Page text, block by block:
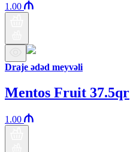
1.00
Draje ədəd meyvəli
Mentos Fruit 37.5qr
1.00